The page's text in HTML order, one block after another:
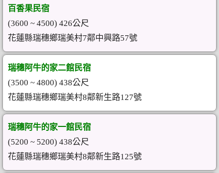
百香果民宿
(3600 ~ 4500) 426公尺
花蓮縣瑞穗鄉瑞美村7鄰中興路57號
瑞穗阿牛的家二館民宿
(3500 ~ 4800) 438公尺
花蓮縣瑞穗鄉瑞美村8鄰新生路127號
瑞穗阿牛的家一館民宿
(5200 ~ 5200) 438公尺
花蓮縣瑞穗鄉瑞美村8鄰新生路125號